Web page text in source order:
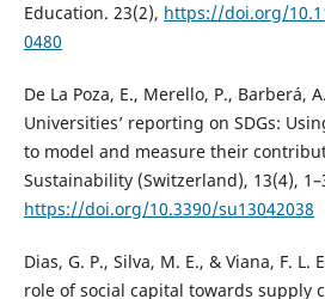
Education. 23(2), https://doi.org/
0480
De La Poza, E., Merello, P., Barberá,
Universities’ reporting on SDGs:
to model and measure their
Sustainability (Switzerland), 13(4),
https://doi.org/10.3390/su13042038
Dias, G. P., Silva, M. E., & Viana, F. L.
role of social capital towards supply